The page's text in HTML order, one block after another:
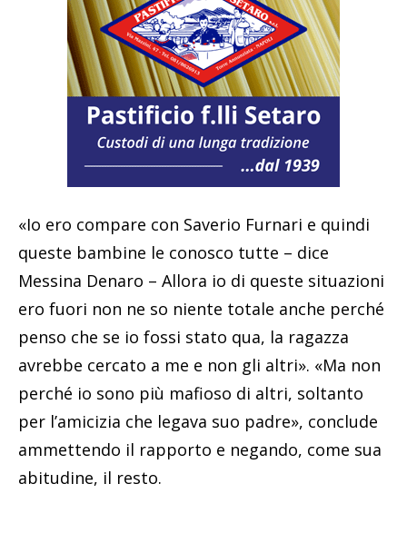
«Io ero compare con Saverio Furnari e quindi
queste bambine le conosco tutte – dice
Messina Denaro – Allora io di queste situazioni
ero fuori non ne so niente totale anche perché
penso che se io fossi stato qua, la ragazza
avrebbe cercato a me e non gli altri». «Ma non
perché io sono più mafioso di altri, soltanto
per l’amicizia che legava suo padre», conclude
ammettendo il rapporto e negando, come sua
abitudine, il resto.